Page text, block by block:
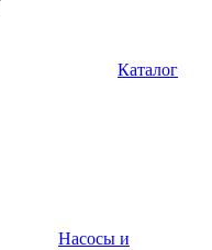
Каталог
Насосы и